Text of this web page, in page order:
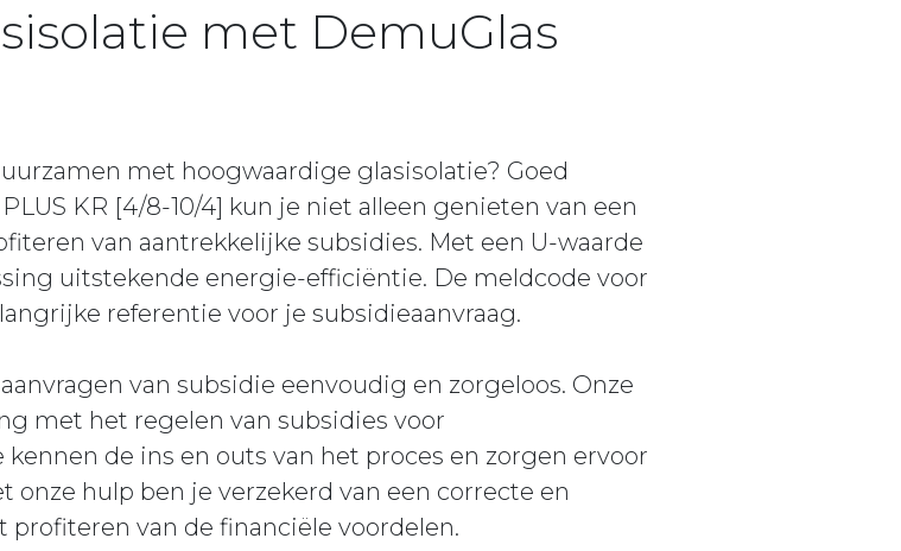
met DemuGlas
met hoogwaardige glasisolatie? Goed
KR [4/8-10/4] kun je niet alleen genieten van een
van aantrekkelijke subsidies. Met een U-waarde
uitstekende energie-efficiëntie. De meldcode voor
referentie voor je subsidieaanvraag.
van subsidie eenvoudig en zorgeloos. Onze
met het regelen van subsidies voor
de ins en outs van het proces en zorgen ervoor
onze hulp ben je verzekerd van een correcte en
van de financiële voordelen.